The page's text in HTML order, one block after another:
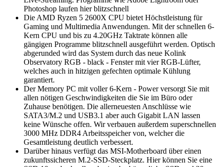
Photoshop laufen hier blitzschnell
Die AMD Ryzen 5 2600X CPU bietet Höchstleistung für
Gaming und Multimedia Anwendungen. Mit der schnellen 6-
Kern CPU und bis zu 4.20GHz Taktrate können alle
gängigen Programme blitzschnell ausgeführt werden. Optisch
abgerunded wird das System durch das neue Kolink
Observatory RGB - black - Fenster mit vier RGB-Lüfter,
welches auch in hitzigen gefechten optimale Kühlung
garantiert.
Der Memory PC mit voller 6-Kern - Power versorgt Sie mit
allen nötigen Geschwindigkeiten die Sie im Büro oder
Zuhause benötigen. Die allerneuesten Anschlüsse wie
SATA3/M.2 und USB3.1 aber auch Gigabit LAN lassen
keine Wünsche offen. Wir verbauen außerdem superschnellen
3000 MHz DDR4 Arbeitsspeicher von, welcher die
Gesamtleistung deutlich verbessert.
Darüber hinaus verfügt das MSI-Motherboard über einen
zukunftssicheren M.2-SSD-Steckplatz. Hier können Sie eine